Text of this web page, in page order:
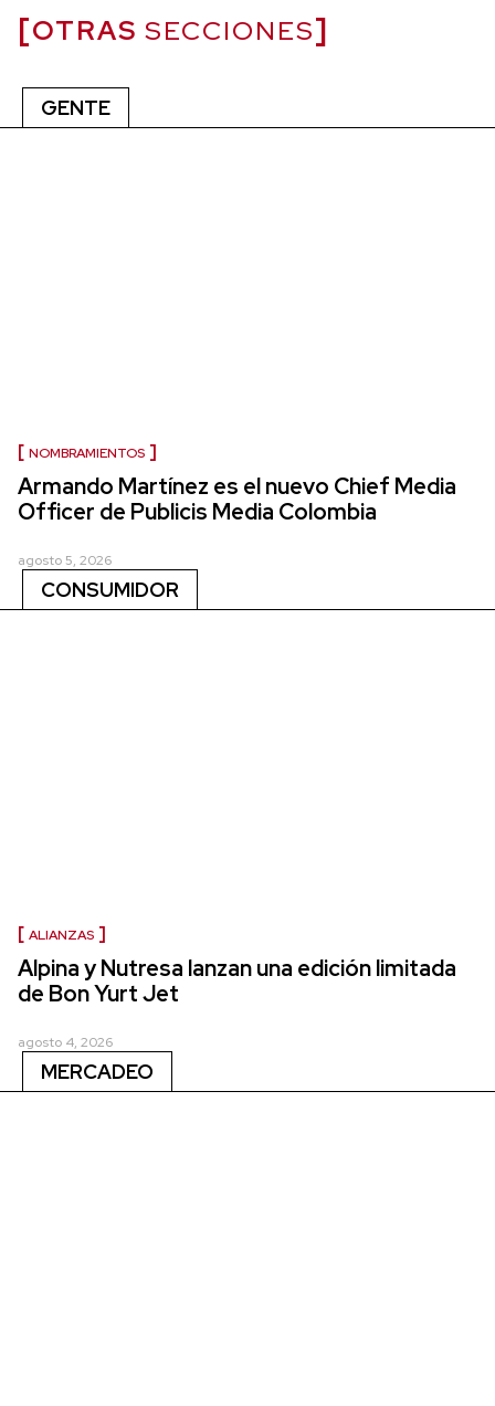
OTRAS SECCIONES
GENTE
NOMBRAMIENTOS
Armando Martínez es el nuevo Chief Media
Officer de Publicis Media Colombia
agosto 5, 2026
CONSUMIDOR
ALIANZAS
Alpina y Nutresa lanzan una edición limitada
de Bon Yurt Jet
agosto 4, 2026
MERCADEO